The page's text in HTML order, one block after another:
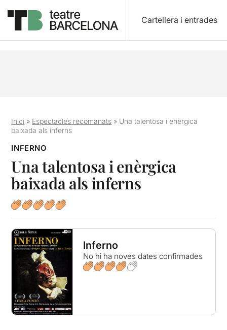
Cartellera i entrades
Inici » Espectacles recomanats » Una talentosa i enèrgica
baixada als inferns
INFERNO
Una talentosa i enèrgica
baixada als inferns
Inferno
No hi ha noves dates confirmades